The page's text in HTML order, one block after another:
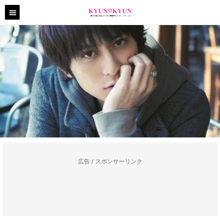
広告 / スポンサーリンク